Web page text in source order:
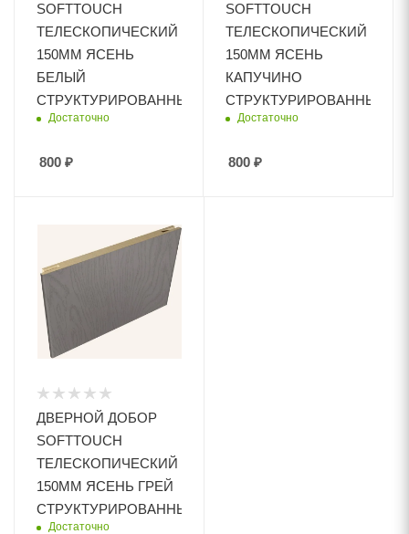
SOFTTOUCH
ТЕЛЕСКОПИЧЕСКИЙ
150ММ ЯСЕНЬ
БЕЛЫЙ
СТРУКТУРИРОВАННЫЙ
Достаточно
800 ₽
SOFTTOUCH
ТЕЛЕСКОПИЧЕСКИЙ
150ММ ЯСЕНЬ
КАПУЧИНО
СТРУКТУРИРОВАННЫЙ
Достаточно
800 ₽
ДВЕРНОЙ ДОБОР
SOFTTOUCH
ТЕЛЕСКОПИЧЕСКИЙ
150ММ ЯСЕНЬ ГРЕЙ
СТРУКТУРИРОВАННЫЙ
Достаточно